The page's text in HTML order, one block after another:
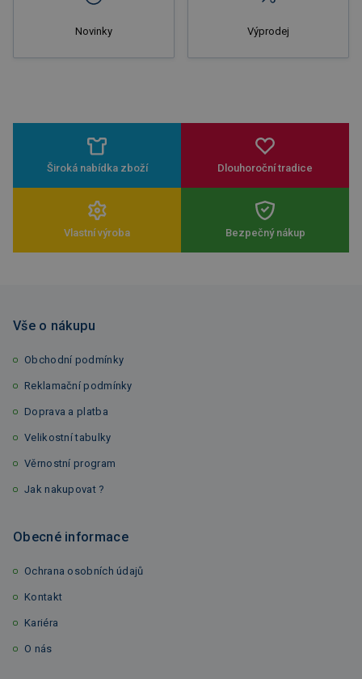
Novinky Výprodej
Široká nabídka zboží Dlouhoroční tradice
Vlastní výroba Bezpečný nákup
Vše o nákupu
Obchodní podmínky
Reklamační podmínky
Doprava a platba
Velikostní tabulky
Věrnostní program
Jak nakupovat ?
Obecné informace
Ochrana osobních údajů
Kontakt
Kariéra
O nás